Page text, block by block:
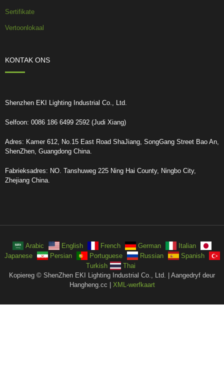
Sertifikate
Vertoonlokaal
KONTAK ONS
Shenzhen EKI Lighting Industrial Co., Ltd.
Selfoon: 0086 186 6499 2592 (Judi Xiang)
Adres: Kamer 612, No.15 East Road ShaJiang, SongGang Street Bao An,
ShenZhen, Guangdong China.
Fabrieksadres: NO. Tanshuweg 225 Ning Hai County, Ningbo City,
Zhejiang China.
Arabic English French German
Italian
Japanese
Persian Portuguese Russian
Spanish
Turkish
Thai
Kopiereg © ShenZhen EKI Lighting Industrial Co., Ltd. | Aangedryf deur
Hangheng.cc | XML-werfkaart